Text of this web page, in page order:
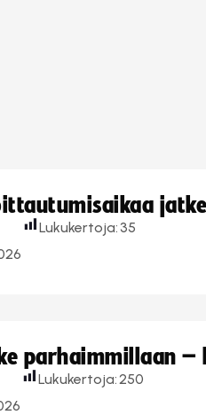
Lukukertoja: 35
parhaimmillaan –
Lukukertoja:250